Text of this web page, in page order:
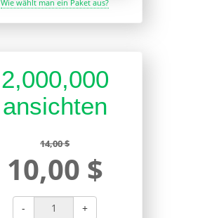
Wie wählt man ein Paket aus?
2,000,000
ansichten
14,00 $
10,00 $
- +